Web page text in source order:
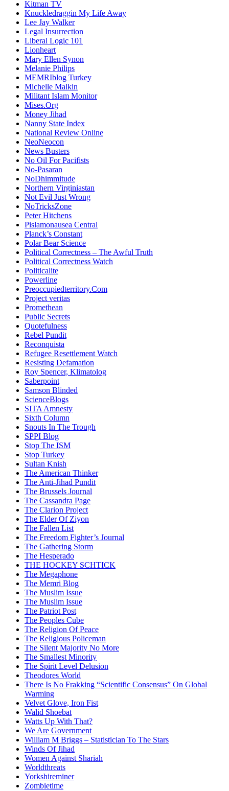
Kitman TV
Knuckledraggin My Life Away
Lee Jay Walker
Legal Insurrection
Liberal Logic 101
Lionheart
Mary Ellen Synon
Melanie Philips
MEMRIblog Turkey
Michelle Malkin
Militant Islam Monitor
Mises.Org
Money Jihad
Nanny State Index
National Review Online
NeoNeocon
News Busters
No Oil For Pacifists
No-Pasaran
NoDhimmitude
Northern Virginiastan
Not Evil Just Wrong
NoTricksZone
Peter Hitchens
Pislamonausea Central
Planck’s Constant
Polar Bear Science
Political Correctness – The Awful Truth
Political Correctness Watch
Politicalite
Powerline
Preoccupiedterritory.Com
Project veritas
Promethean
Public Secrets
Quotefulness
Rebel Pundit
Reconquista
Refugee Resettlement Watch
Resisting Defamation
Roy Spencer, Klimatolog
Saberpoint
Samson Blinded
ScienceBlogs
SITA Amnesty
Sixth Column
Snouts In The Trough
SPPI Blog
Stop The ISM
Stop Turkey
Sultan Knish
The American Thinker
The Anti-Jihad Pundit
The Brussels Journal
The Cassandra Page
The Clarion Project
The Elder Of Ziyon
The Fallen List
The Freedom Fighter’s Journal
The Gathering Storm
The Hesperado
THE HOCKEY SCHTICK
The Megaphone
The Memri Blog
The Muslim Issue
The Muslim Issue
The Patriot Post
The Peoples Cube
The Religion Of Peace
The Religious Policeman
The Silent Majority No More
The Smallest Minority
The Spirit Level Delusion
Theodores World
There Is No Frakking “Scientific Consensus” On Global
Warming
Velvet Glove, Iron Fist
Walid Shoebat
Watts Up With That?
We Are Government
William M Briggs – Statistician To The Stars
Winds Of Jihad
Women Against Shariah
Worldthreats
Yorkshireminer
Zombietime